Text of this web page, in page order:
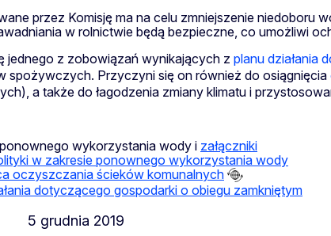
przez Komisję ma na celu zmniejszenie
w rolnictwie będą bezpieczne, co umożliwi
jednego z zobowiązań wynikających z planu działania
spożywczych. Przyczyni się on również do osiągnięcia
a także do łagodzenia zmiany klimatu i
wykorzystania wody i załączniki
w zakresie ponownego wykorzystania wody
oczyszczania ścieków komunalnych
dotyczącego gospodarki o obiegu zamkniętym
5 grudnia 2019